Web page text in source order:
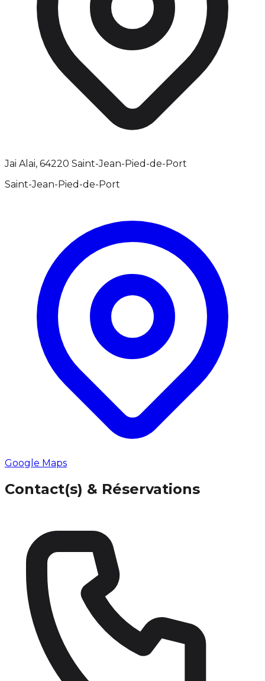
Jai Alai, 64220 Saint-Jean-Pied-de-Port
Saint-Jean-Pied-de-Port
Google Maps
Contact(s) & Réservations